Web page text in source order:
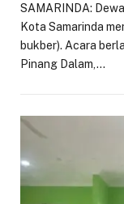
SAMARINDA:
Kota Samarinda
bukber). Acara
Pinang Dalam,…